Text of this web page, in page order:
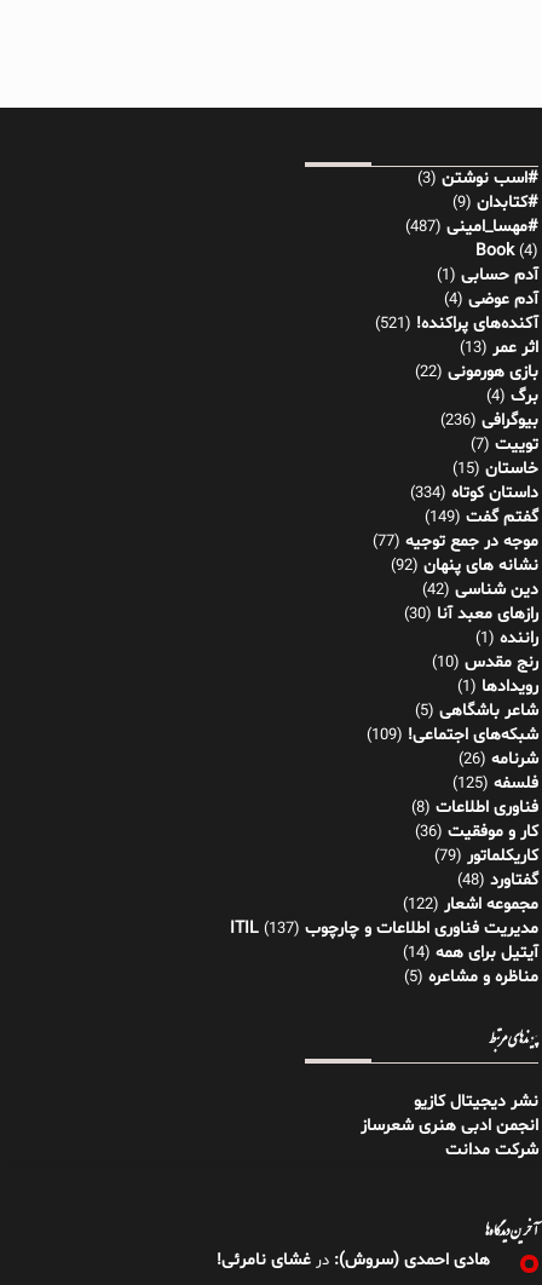
#اسب نوشتن (3)
#کتابدان (9)
#مهسا_امینی (487)
Book(4)
آدم حسابی (1)
آدم عوضی (4)
آکنده‌های پراکنده! (521)
اثر عمر (13)
بازی هورمونی (22)
برگ (4)
بیوگرافی (236)
توییت (7)
خاستان (15)
داستان کوتاه (334)
گفتم گفت (149)
موجه در جمع توجیه (77)
نشانه های پنهان (92)
دین شناسی (42)
رازهای معبد آنا (30)
راننده (1)
رنج مقدس (10)
رویدادها (1)
شاعر باشگاهی (5)
شبکه‌های اجتماعی! (109)
شرنامه (26)
فلسفه (125)
فناوری اطلاعات (8)
کار و موفقیت (36)
کاریکلماتور (79)
گفتاورد (48)
مجموعه اشعار (122)
مدیریت فناوری اطلاعات و چارچوب ITIL (137)
آیتیل برای همه (14)
مناظره و مشاعره (5)
پیوندهای مرتبط
نشر دیجیتال کازیو
انجمن ادبی هنری شعرساز
شرکت مدانت
آخرین دیدگاه‌ها
هادی احمدی (سروش): در غشای نامرئی!